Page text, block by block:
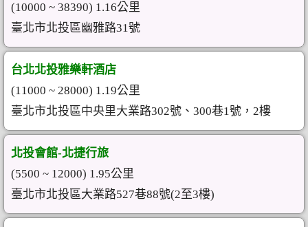
(10000 ~ 38390) 1.16公里
臺北市北投區幽雅路31號
台北北投雅樂軒酒店
(11000 ~ 28000) 1.19公里
臺北市北投區中央里大業路302號、300巷1號，2樓
北投會館-北捷行旅
(5500 ~ 12000) 1.95公里
臺北市北投區大業路527巷88號(2至3樓)